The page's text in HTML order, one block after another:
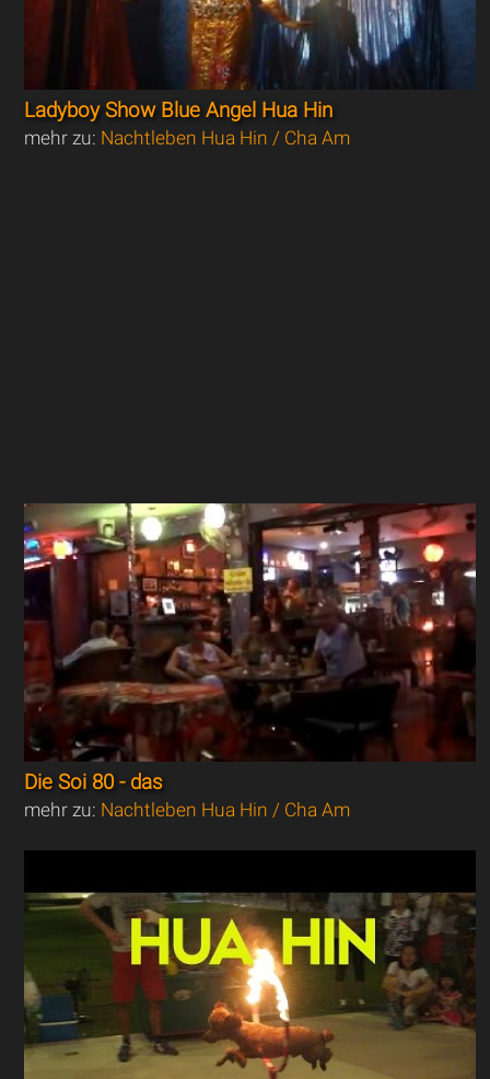
Ladyboy Show Blue Angel Hua Hin
mehr zu: Nachtleben Hua Hin / Cha Am
Die Soi 80 - das
mehr zu: Nachtleben Hua Hin / Cha Am